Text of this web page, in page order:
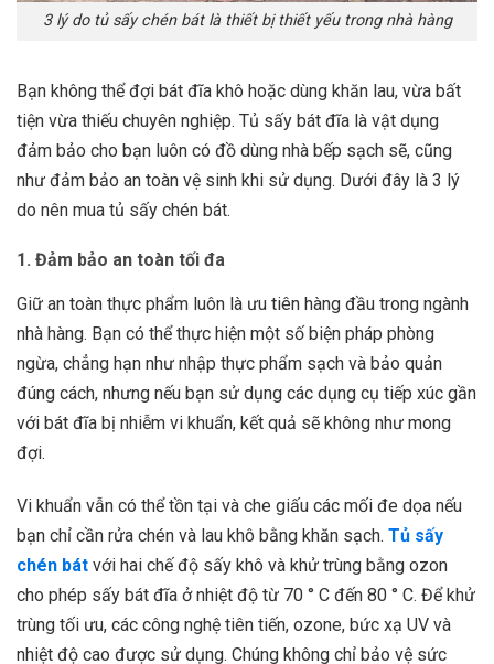
3 lý do tủ sấy chén bát là thiết bị thiết yếu trong nhà hàng
Bạn không thể đợi bát đĩa khô hoặc dùng khăn lau, vừa bất
tiện vừa thiếu chuyên nghiệp. Tủ sấy bát đĩa là vật dụng
đảm bảo cho bạn luôn có đồ dùng nhà bếp sạch sẽ, cũng
như đảm bảo an toàn vệ sinh khi sử dụng. Dưới đây là 3 lý
do nên mua tủ sấy chén bát.
1. Đảm bảo an toàn tối đa
Giữ an toàn thực phẩm luôn là ưu tiên hàng đầu trong ngành
nhà hàng. Bạn có thể thực hiện một số biện pháp phòng
ngừa, chẳng hạn như nhập thực phẩm sạch và bảo quản
đúng cách, nhưng nếu bạn sử dụng các dụng cụ tiếp xúc gần
với bát đĩa bị nhiễm vi khuẩn, kết quả sẽ không như mong
đợi.
Vi khuẩn vẫn có thể tồn tại và che giấu các mối đe dọa nếu
bạn chỉ cần rửa chén và lau khô bằng khăn sạch. Tủ sấy
chén bát với hai chế độ sấy khô và khử trùng bằng ozon
cho phép sấy bát đĩa ở nhiệt độ từ 70 ° C đến 80 ° C. Để khử
trùng tối ưu, các công nghệ tiên tiến, ozone, bức xạ UV và
nhiệt độ cao được sử dụng. Chúng không chỉ bảo vệ sức